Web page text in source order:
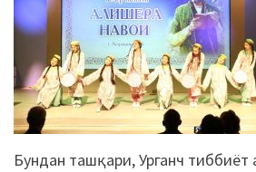
Бундан ташқари, Урганч тиббиёт